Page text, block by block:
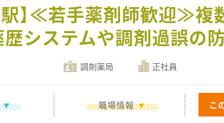
】≪若手薬剤師歓迎≫複
システムや調剤過誤の
調剤薬局 正社員
職場情報 こ